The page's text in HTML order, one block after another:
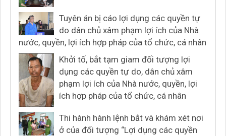
Tuyên án bị cáo lợi dụng các quyền tự
do dân chủ xâm phạm lợi ích của Nhà
nước, quyền, lợi ích hợp pháp của tổ chức, cá nhân
Khởi tố, bắt tạm giam đối tượng lợi
dụng các quyền tự do, dân chủ xâm
phạm lợi ích của Nhà nước, quyền, lợi
ích hợp pháp của tổ chức, cá nhân
Thi hành hành lệnh bắt và khám xét nơi
ở của đối tượng “Lợi dụng các quyền